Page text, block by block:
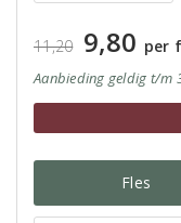
11,20 9,80 per
Aanbieding geldig t/m
Fles